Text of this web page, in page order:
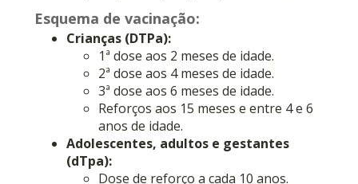
Esquema de vacinação:
Crianças (DTPa):
1ª dose aos 2 meses de idade.
2ª dose aos 4 meses de idade.
3ª dose aos 6 meses de idade.
Reforços aos 15 meses e entre 4 e 6
anos de idade.
Adolescentes, adultos e gestantes
(dTpa):
Dose de reforço a cada 10 anos.